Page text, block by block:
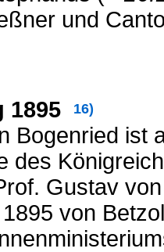
und
1895 16)
Bogenried ist
des
Gustav
von